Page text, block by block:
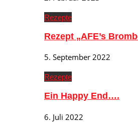
Rezepte
Rezept „AFE’s
5. September 2022
Rezepte
Ein Happy End….
6. Juli 2022